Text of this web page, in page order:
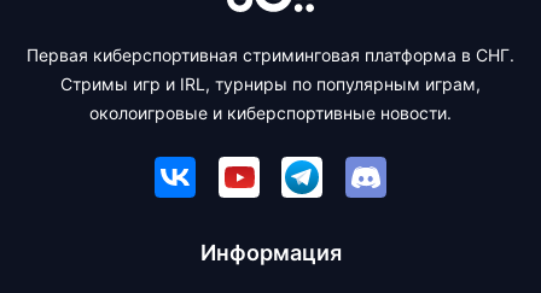
Первая киберспортивная стриминговая платформа в СНГ.
Стримы игр и IRL, турниры по популярным играм,
околоигровые и киберспортивные новости.
Информация